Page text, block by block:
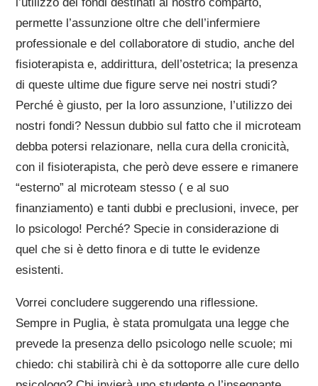
permette l’assunzione oltre che dell’infermiere
professionale e del collaboratore di studio, anche del
fisioterapista e, addirittura, dell’ostetrica; la presenza
di queste ultime due figure serve nei nostri studi?
Perché è giusto, per la loro assunzione, l’utilizzo dei
nostri fondi? Nessun dubbio sul fatto che il microteam
debba potersi relazionare, nella cura della cronicità,
con il fisioterapista, che però deve essere e rimanere
“esterno” al microteam stesso ( e al suo
finanziamento) e tanti dubbi e preclusioni, invece, per
lo psicologo! Perché? Specie in considerazione di
quel che si è detto finora e di tutte le evidenze
esistenti.
Vorrei concludere suggerendo una riflessione.
Sempre in Puglia, è stata promulgata una legge che
prevede la presenza dello psicologo nelle scuole; mi
chiedo: chi stabilirà chi è da sottoporre alle cure dello